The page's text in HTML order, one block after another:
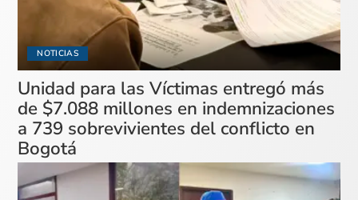
NOTICIAS
Unidad para las Víctimas entregó más
de $7.088 millones en indemnizaciones
a 739 sobrevivientes del conflicto en
Bogotá